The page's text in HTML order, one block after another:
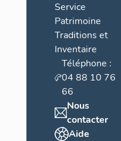
Service
Patrimoine
Traditions et
Inventaire
Téléphone :
04 88 10 76
66
Nous
contacter
Aide